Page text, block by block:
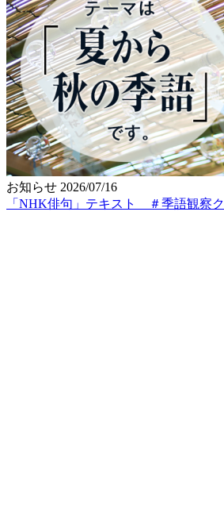
お知らせ 2026/07/16
「NHK俳句」テキスト ＃季語観察